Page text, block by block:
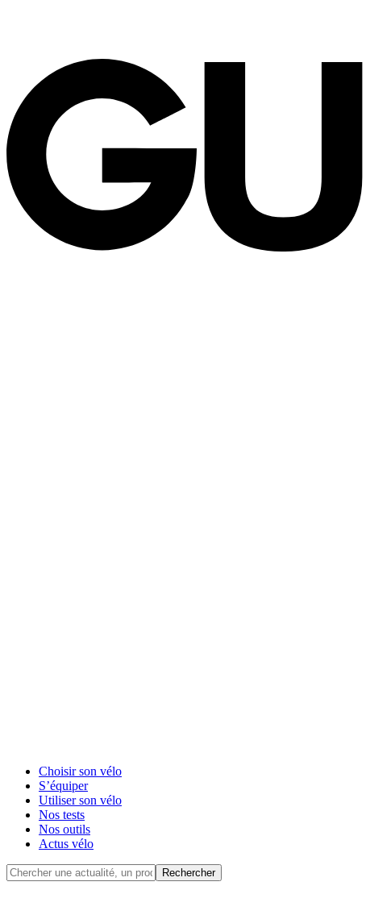
Choisir son vélo
S’équiper
Utiliser son vélo
Nos tests
Nos outils
Actus vélo